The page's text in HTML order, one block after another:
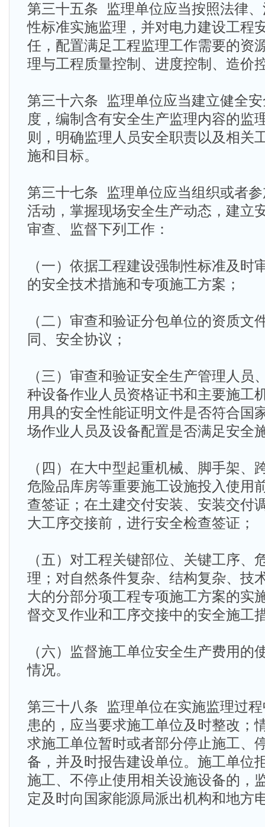
第三十五条 监理单位应当按照法律
性标准实施监理，并对电力建设工程
任，配置满足工程监理工作需要的资
理与工程质量控制、进度控制、造价
第三十六条 监理单位应当建立健全
度，编制含有安全生产监理内容的监
则，明确监理人员安全职责以及相关
施和目标。
第三十七条 监理单位应当组织或者
活动，掌握现场安全生产动态，建立
审查、监督下列工作：
（一）依据工程建设强制性标准及时
的安全技术措施和专项施工方案；
（二）审查和验证分包单位的资质文
同、安全协议；
（三）审查和验证安全生产管理人员
种设备作业人员资格证书和主要施工
用具的安全性能证明文件是否符合国
场作业人员及设备配置是否满足安全
（四）在大中型起重机械、脚手架、
危险品库房等重要施工设施投入使用
查签证；在土建交付安装、安装交付
大工序交接前，进行安全检查签证；
（五）对工程关键部位、关键工序、
理；对自然条件复杂、结构复杂、技
大的分部分项工程专项施工方案的实
督交叉作业和工序交接中的安全施工
（六）监督施工单位安全生产费用的
情况。
第三十八条 监理单位在实施监理过
患的，应当要求施工单位及时整改；
求施工单位暂时或者部分停止施工、
备，并及时报告建设单位。施工单位
施工、不停止使用相关设施设备的，
定及时向国家能源局派出机构和地方